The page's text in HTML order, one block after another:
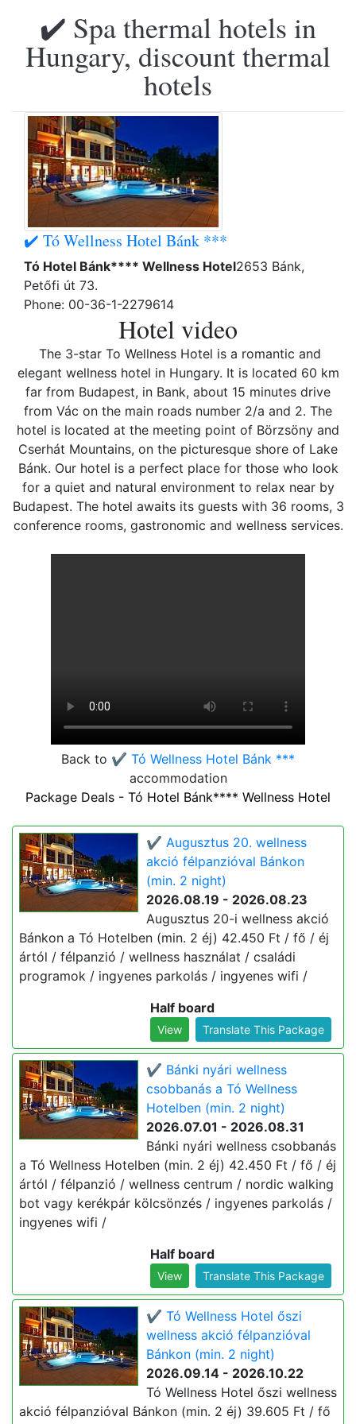
✔️ Spa thermal hotels in
Hungary, discount thermal
hotels
✔️ Tó Wellness Hotel Bánk ***
Tó Hotel Bánk**** Wellness Hotel2653 Bánk,
Petőfi út 73.
Phone: 00-36-1-2279614
Hotel video
The 3-star To Wellness Hotel is a romantic and
elegant wellness hotel in Hungary. It is located 60 km
far from Budapest, in Bank, about 15 minutes drive
from Vác on the main roads number 2/a and 2. The
hotel is located at the meeting point of Börzsöny and
Cserhát Mountains, on the picturesque shore of Lake
Bánk. Our hotel is a perfect place for those who look
for a quiet and natural environment to relax near by
Budapest. The hotel awaits its guests with 36 rooms, 3
conference rooms, gastronomic and wellness services.
Back to ✔️ Tó Wellness Hotel Bánk ***
accommodation
Package Deals - Tó Hotel Bánk**** Wellness Hotel
✔️ Augusztus 20. wellness
akció félpanzióval Bánkon
(min. 2 night)
2026.08.19 - 2026.08.23
Augusztus 20-i wellness akció
Bánkon a Tó Hotelben (min. 2 éj) 42.450 Ft / fő / éj
ártól / félpanzió / wellness használat / családi
programok / ingyenes parkolás / ingyenes wifi /
Half board
View Translate This Package
✔️ Bánki nyári wellness
csobbanás a Tó Wellness
Hotelben (min. 2 night)
2026.07.01 - 2026.08.31
Bánki nyári wellness csobbanás
a Tó Wellness Hotelben (min. 2 éj) 42.450 Ft / fő / éj
ártól / félpanzió / wellness centrum / nordic walking
bot vagy kerékpár kölcsönzés / ingyenes parkolás /
ingyenes wifi /
Half board
View Translate This Package
✔️ Tó Wellness Hotel őszi
wellness akció félpanzióval
Bánkon (min. 2 night)
2026.09.14 - 2026.10.22
Tó Wellness Hotel őszi wellness
akció félpanzióval Bánkon (min. 2 éj) 39.605 Ft / fő